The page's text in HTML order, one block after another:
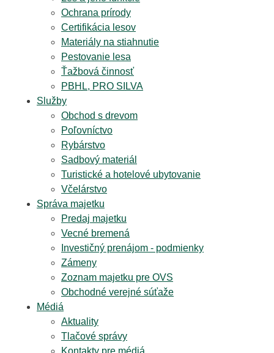
Ochrana prírody
Certifikácia lesov
Materiály na stiahnutie
Pestovanie lesa
Ťažbová činnosť
PBHL, PRO SILVA
Služby
Obchod s drevom
Poľovníctvo
Rybárstvo
Sadbový materiál
Turistické a hotelové ubytovanie
Včelárstvo
Správa majetku
Predaj majetku
Vecné bremená
Investičný prenájom - podmienky
Zámeny
Zoznam majetku pre OVS
Obchodné verejné súťaže
Médiá
Aktuality
Tlačové správy
Kontakty pre médiá